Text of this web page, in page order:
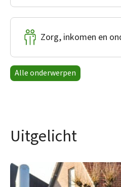
Zorg, inkomen en
Alle onderwerpen
Uitgelicht